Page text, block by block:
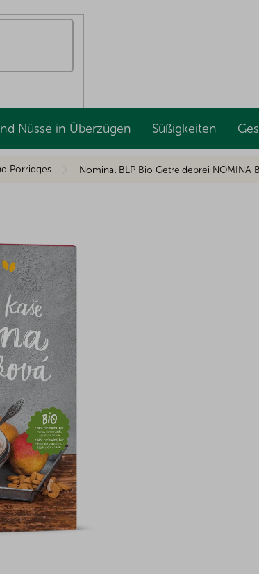
Nüsse in Überzügen Süßigkeiten
Porridges Nominal BLP Bio Getreidebrei NOMINA